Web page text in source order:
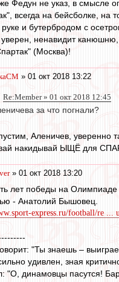
Федун не указ, в смысле
всегда на бейсболке, на
и бутербродом с
ненавидит
(Москва)!
» 01 окт 2018 13:22
Re:Member » 01 окт 2018 12:45
за что погнали?
Аленичев, уверенно
накидывай ЫЩЁ для
» 01 окт 2018 13:20
лет победы на Олимпиаде
- Анатолий Бышовец.
express.ru/football/re ...
"Ты знаешь –
удивлен, зная
"О, динамовцы пасутся!